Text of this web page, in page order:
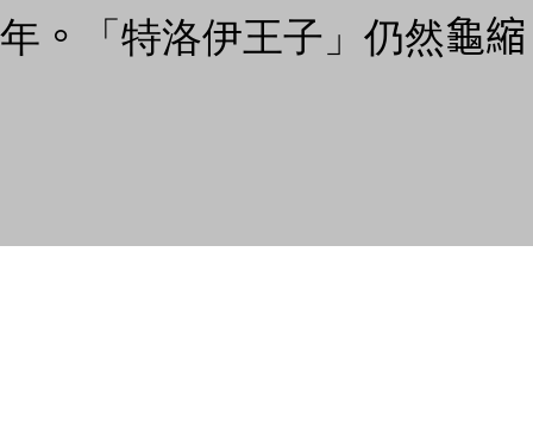
年 。 「 特洛伊王子 」 仍然龜縮